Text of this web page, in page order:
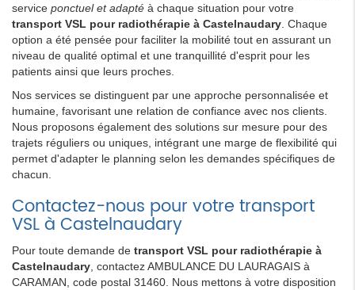
service ponctuel et adapté à chaque situation pour votre
transport VSL pour radiothérapie à Castelnaudary . Chaque
option a été pensée pour faciliter la mobilité tout en assurant un
niveau de qualité optimal et une tranquillité d'esprit pour les
patients ainsi que leurs proches.
Nos services se distinguent par une approche personnalisée et
humaine, favorisant une relation de confiance avec nos clients.
Nous proposons également des solutions sur mesure pour des
trajets réguliers ou uniques, intégrant une marge de flexibilité qui
permet d'adapter le planning selon les demandes spécifiques de
chacun.
Contactez-nous pour votre transport
VSL à Castelnaudary
Pour toute demande de transport VSL pour radiothérapie à
Castelnaudary , contactez AMBULANCE DU LAURAGAIS à
CARAMAN, code postal 31460. Nous mettons à votre disposition